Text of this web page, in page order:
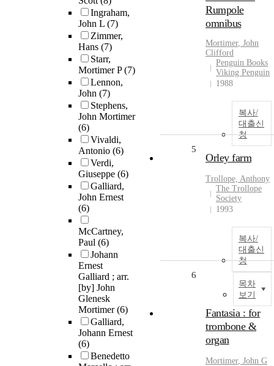
Ingraham,
John L (7)
Zimmer,
Hans (7)
Starr,
Mortimer P(7)
Lennon,
John (7)
Stephens,
John Mortimer
(6)
Vivaldi,
Antonio (6)
Verdi,
Giuseppe (6)
Galliard,
John Ernest
(6)
McCartney,
Paul (6)
Johann
Ernest
Galliard ; arr.
[by] John
Glenesk
Mortimer(6)
Galliard,
Johann Ernest
(6)
Benedetto
Rumpole
omnibus
Mortimer, John
Clifford
Penguin Books
Viking Penguin
1988
복사/
대출신
청
5
Orley farm
Trollope, Anthony
The Trollope
Society
1993
복사/
대출신
청
목차
보기
6
Fantasia : for
trombone &
organ
Mortimer, John G